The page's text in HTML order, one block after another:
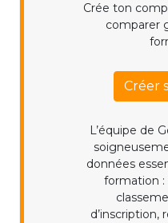
Crée ton
comparer
Créer
L’équipe de
données
formation :
d’inscription,